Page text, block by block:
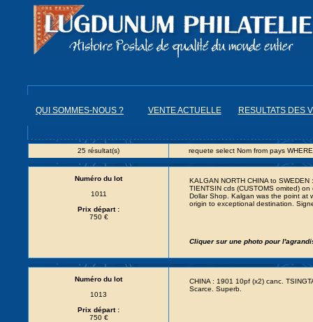
QUI SOMMES-NOUS ? VENTE ACTUELLE RESULTATS DES
25 résultat(s) requete select Nom from pays
Numéro du lot
1011
Prix départ :
750 €
KALGAN NORTH CHINA to
TIENTSIN cds (CUSTOMS omited)
Dollar Shop. Kalgan was the point at
origin to exceptional destination.
Cliquer sur une photo pour
Numéro du lot
1013
Prix départ :
750 €
CHINA : 1901 10pf (x2) canc.
Scarce. Superb.